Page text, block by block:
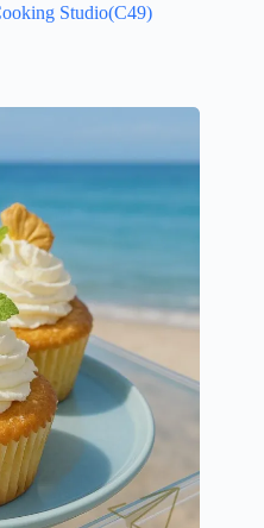
Studio(C49)